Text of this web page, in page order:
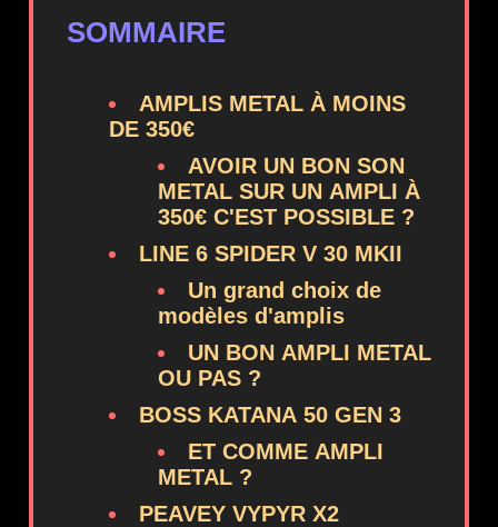
SOMMAIRE
AMPLIS METAL À MOINS
DE 350€
AVOIR UN BON SON
METAL SUR UN AMPLI À
350€ C'EST POSSIBLE ?
LINE 6 SPIDER V 30 MKII
Un grand choix de
modèles d'amplis
UN BON AMPLI METAL
OU PAS ?
BOSS KATANA 50 GEN 3
ET COMME AMPLI
METAL ?
PEAVEY VYPYR X2